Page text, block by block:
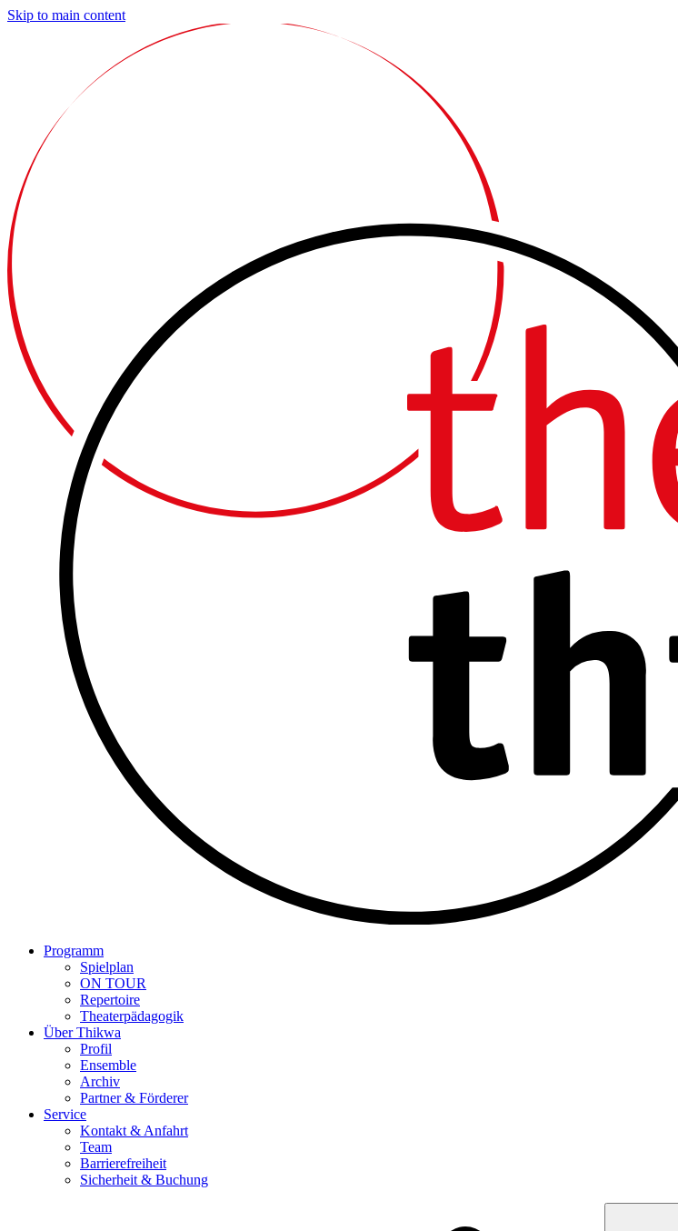
Skip to main content
Programm
Spielplan
ON TOUR
Repertoire
Theaterpädagogik
Über Thikwa
Profil
Ensemble
Archiv
Partner & Förderer
Service
Kontakt & Anfahrt
Team
Barrierefreiheit
Sicherheit & Buchung